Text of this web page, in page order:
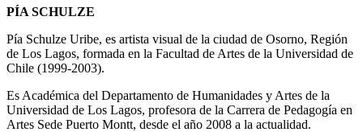
PÍA SCHULZE
Pía Schulze Uribe, es artista visual de la ciudad de Osorno, Región
de Los Lagos, formada en la Facultad de Artes de la Universidad de
Chile (1999-2003).
Es Académica del Departamento de Humanidades y Artes de la
Universidad de Los Lagos, profesora de la Carrera de Pedagogía en
Artes Sede Puerto Montt, desde el año 2008 a la actualidad.